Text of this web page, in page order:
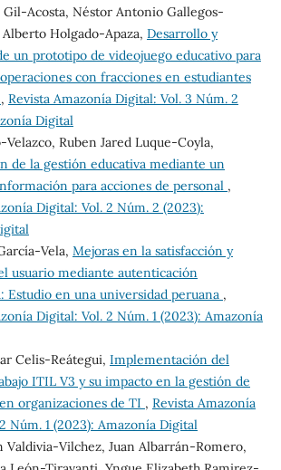
Gil-Acosta, Néstor Antonio Gallegos-
Alberto Holgado-Apaza, Desarrollo y
un prototipo de videojuego educativo para
con fracciones en estudiantes
, Revista Amazonía Digital: Vol. 3 Núm. 2
Digital
Velazco, Ruben Jared Luque-Coyla,
de la gestión educativa mediante un
para acciones de personal ,
Digital: Vol. 2 Núm. 2 (2023):
Vela, Mejoras en la satisfacción y
usuario mediante autenticación
Estudio en una universidad peruana ,
Digital: Vol. 2 Núm. 1 (2023): Amazonía
Celis-Reátegui, Implementación del
ITIL V3 y su impacto en la gestión de
organizaciones de TI , Revista Amazonía
Núm. 1 (2023): Amazonía Digital
Valdivia-Vilchez, Juan Albarrán-Romero,